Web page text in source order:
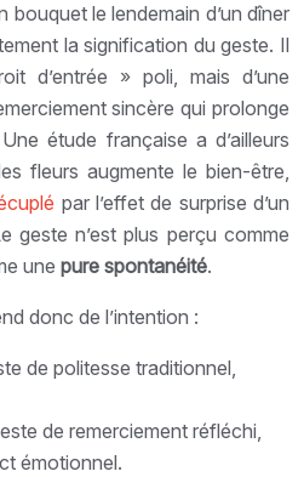
bouquet le lendemain d’un dîner
la signification du geste. Il
d’entrée » poli, mais d’une
sincère qui prolonge
étude française a d’ailleurs
fleurs augmente le bien-être,
par l’effet de surprise d’un
geste n’est plus perçu comme
une pure spontanéité.
donc de l’intention :
de politesse traditionnel,
de remerciement réfléchi,
émotionnel.